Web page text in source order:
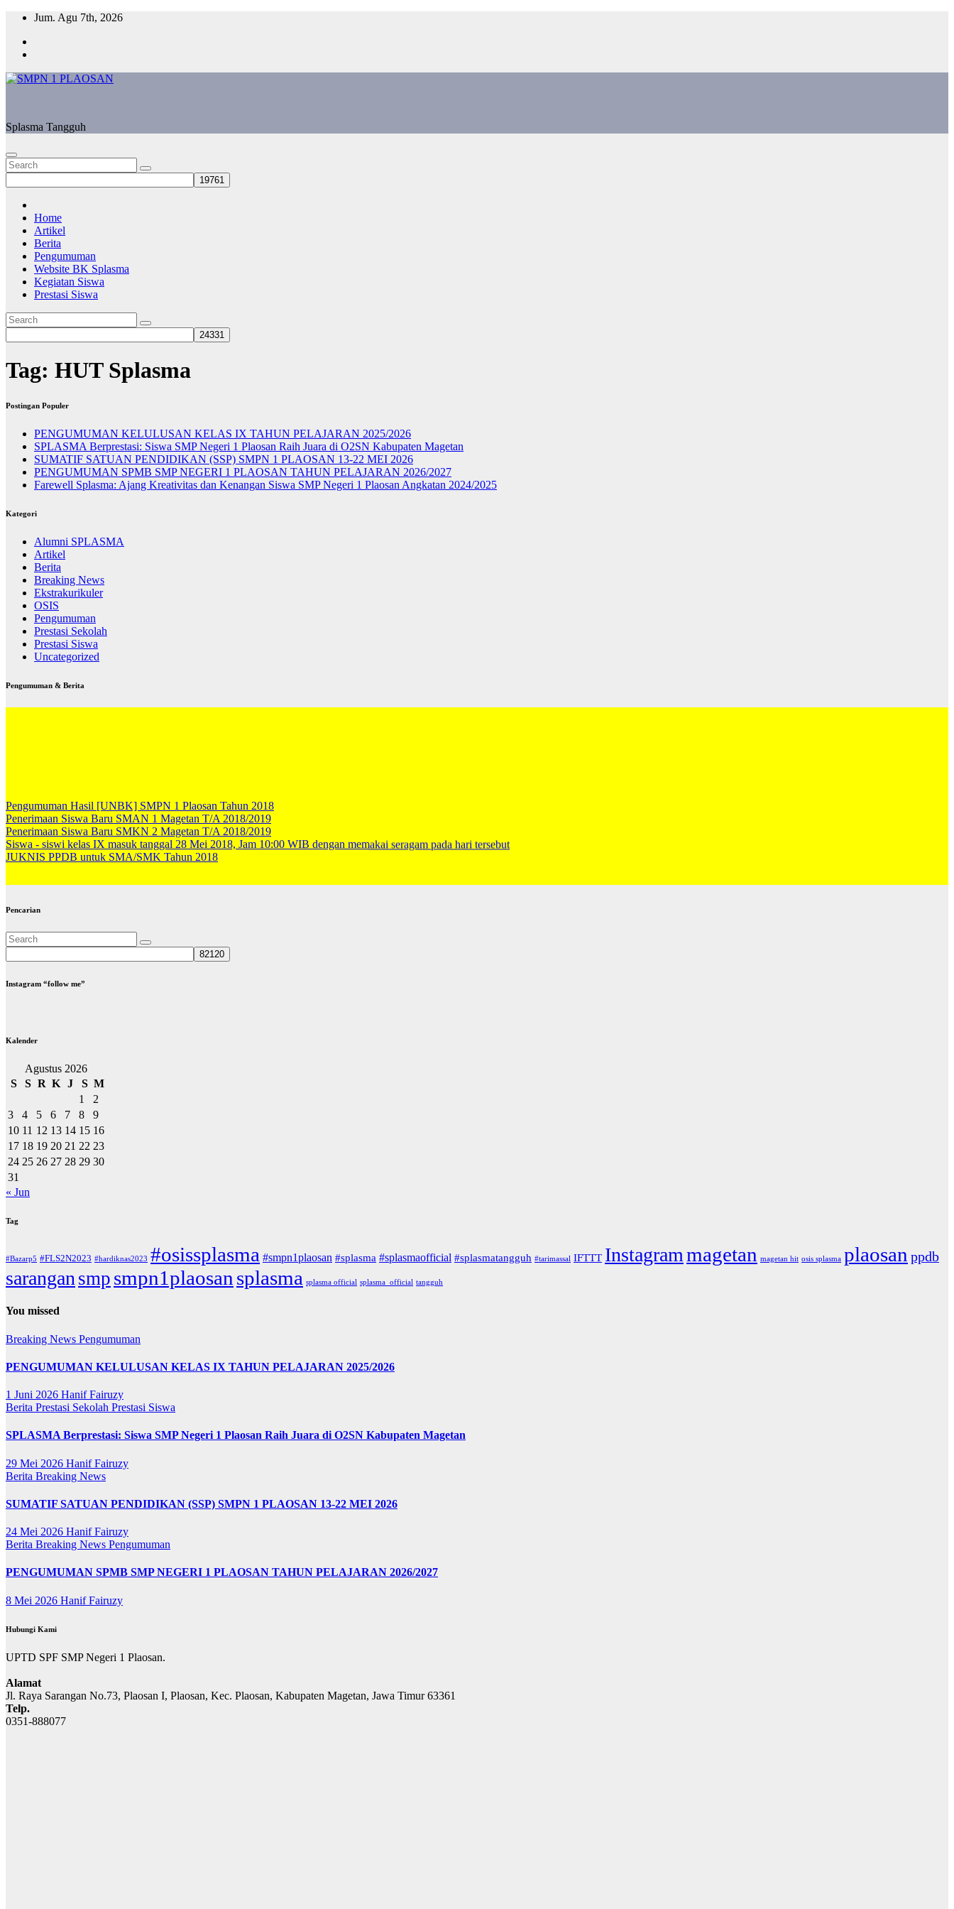
Skip
content
Jum. Agu 7th, 2026
Splasma Tangguh
Home
Artikel
Berita
Pengumuman
Website BK Splasma
Kegiatan Siswa
Prestasi Siswa
Tag: HUT Splasma
Postingan Populer
PENGUMUMAN KELULUSAN KELAS IX TAHUN PELAJARAN 2025/2026
SPLASMA Berprestasi: Siswa SMP Negeri 1 Plaosan Raih Juara di O2SN Kabupaten Magetan
SUMATIF SATUAN PENDIDIKAN (SSP) SMPN 1 PLAOSAN 13-22 MEI 2026
PENGUMUMAN SPMB SMP NEGERI 1 PLAOSAN TAHUN PELAJARAN 2026/2027
Farewell Splasma: Ajang Kreativitas dan Kenangan Siswa SMP Negeri 1 Plaosan Angkatan 2024/2025
Kategori
Alumni SPLASMA
Artikel
Berita
Breaking News
Ekstrakurikuler
OSIS
Pengumuman
Prestasi Sekolah
Prestasi Siswa
Uncategorized
Pengumuman & Berita
Pengumuman Hasil [UNBK] SMPN 1 Plaosan Tahun 2018
Penerimaan Siswa Baru SMAN 1 Magetan T/A 2018/2019
Penerimaan Siswa Baru SMKN 2 Magetan T/A 2018/2019
Siswa - siswi kelas IX masuk tanggal 28 Mei 2018, Jam 10:00 WIB dengan memakai seragam pada hari tersebut
JUKNIS PPDB untuk SMA/SMK Tahun 2018
Pencarian
Instagram “follow me”
Kalender
Agustus 2026
S
S R K J S M
1
2
3
4 5 6 7 8
9
10 11 12 13 14 15 16
17 18 19 20 21 22 23
24 25 26 27 28 29 30
31
« Jun
Tag
#Bazarp5 #FLS2N2023 #hardiknas2023 #osissplasma #smpn1plaosan #splasma #splasmaofficial #splasmatangguh #tarimassal IFTTT Instagrammagetan magetan hit osis splasma plaosan ppdb
sarangan smp smpn1plaosan splasma splasma official splasma_official tangguh
You missed
Breaking News Pengumuman
PENGUMUMAN KELULUSAN KELAS IX TAHUN PELAJARAN 2025/2026
1 Juni 2026 Hanif Fairuzy
Berita Prestasi Sekolah Prestasi Siswa
SPLASMA Berprestasi: Siswa SMP Negeri 1 Plaosan Raih Juara di O2SN Kabupaten Magetan
29 Mei 2026 Hanif Fairuzy
Berita Breaking News
SUMATIF SATUAN PENDIDIKAN (SSP) SMPN 1 PLAOSAN 13-22 MEI 2026
24 Mei 2026 Hanif Fairuzy
Berita Breaking News Pengumuman
PENGUMUMAN SPMB SMP NEGERI 1 PLAOSAN TAHUN PELAJARAN 2026/2027
8 Mei 2026 Hanif Fairuzy
Hubungi Kami
UPTD SPF SMP Negeri 1 Plaosan.
Alamat
Jl. Raya Sarangan No.73, Plaosan I, Plaosan, Kec. Plaosan, Kabupaten Magetan, Jawa Timur 63361
Telp.
0351-888077